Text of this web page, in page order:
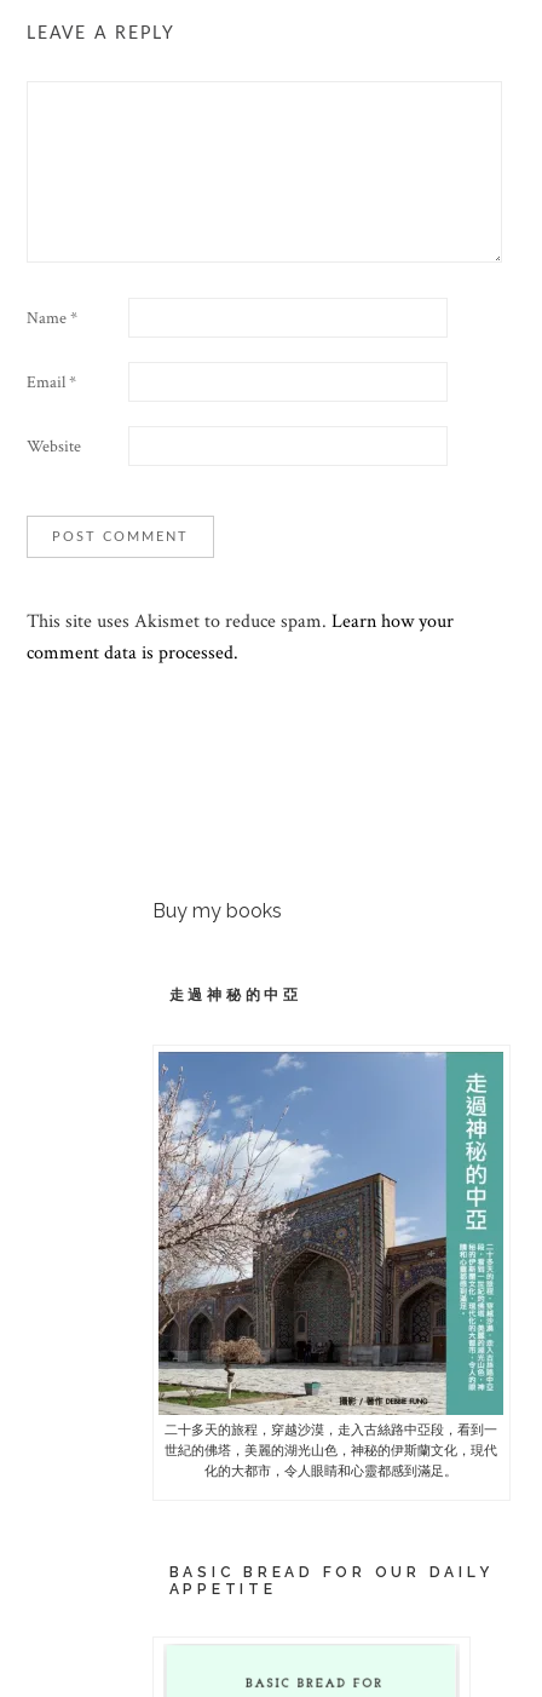
LEAVE A REPLY
Name*
Email*
Website
This site uses Akismet to reduce spam.Learn how your
comment data is processed.
Buy my books
走過神秘的中亞
二十多天的旅程，穿越沙漠，走入古絲路中亞段，看到一
世紀的佛塔，美麗的湖光山色，神秘的伊斯蘭文化，現代
化的大都市，令人眼睛和心靈都感到滿足。
BASIC BREAD FOR OUR DAILY
APPETITE